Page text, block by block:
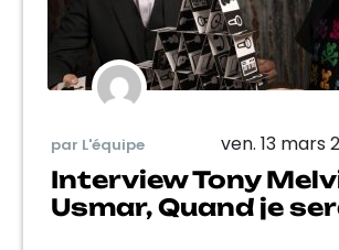
par L'équipe ven. 13 mars
Interview Tony
Usmar, Quand je